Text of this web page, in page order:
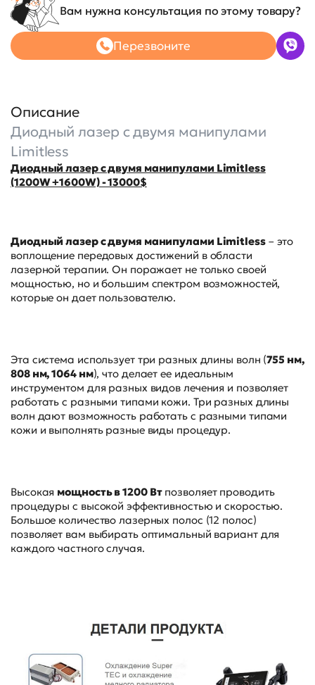
Вам нужна консультация по этому товару?
Перезвоните
Описание
Диодный лазер с двумя манипулами
Limitless
Диодный лазер с двумя манипулами Limitless
(1200W +1600W) - 13000$
Диодный лазер с двумя манипулами Limitless– это
воплощение передовых достижений в области
лазерной терапии. Он поражает не только своей
мощностью, но и большим спектром возможностей,
которые он дает пользователю.
Эта система использует три разных длины волн (755 нм,
808 нм, 1064 нм), что делает ее идеальным
инструментом для разных видов лечения и позволяет
работать с разными типами кожи. Три разных длины
волн дают возможность работать с разными типами
кожи и выполнять разные виды процедур.
Высокая мощность в 1200 Втпозволяет проводить
процедуры с высокой эффективностью и скоростью.
Большое количество лазерных полос (12 полос)
позволяет вам выбирать оптимальный вариант для
каждого частного случая.